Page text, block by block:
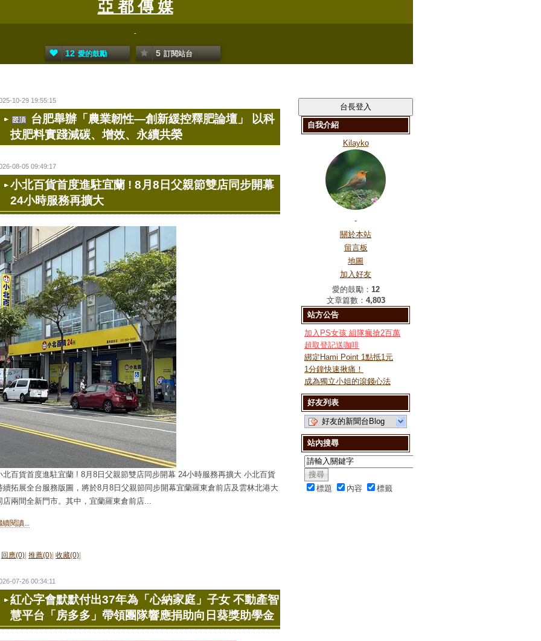
亞 都 傳 媒
-
12 愛的鼓勵 5 訂閱站台
10-29 19:55:15
台肥舉辦「農業韌性—創新緩控釋肥論壇」 以科
技肥料實踐減碳、增效、永續共榮
08-05 09:49:17
小北百貨首度進駐宜蘭 ! 8月8日父親節雙店同步開幕
24小時服務再擴大
北百貨首度進駐宜蘭 ! 8月8日父親節雙店同步開幕 24小時服務再擴大 小北百貨
續拓展全台服務版圖，將於8月8日父親節同步開幕宜蘭羅東倉前店及雲林北港大
店兩間全新門市。其中，宜蘭羅東倉前店...
續閱讀...
回應(0)| 推薦(0)| 收藏(0)|
07-26 00:34:11
紅心字會默默付出37年為「心納家庭」子女 不動產智
慧平台「房多多」帶領團隊響應捐助向日葵獎助學金
自我介紹
Kilayko
-
關於本站
留言板
地圖
加入好友
愛的鼓勵： 12
文章篇數： 4,803
站方公告
加入PS女孩 組隊瘋搶2百萬
超取登記送咖啡
綁定Hami Point 1點抵1元
1分鐘快速揪痛！
成為獨立小姐的滾錢心法
好友列表
好友的新聞台Blog
站內搜尋
標題 內容 標籤